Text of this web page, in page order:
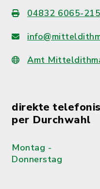
04832 6065-215
Amt
direkte
per Durchwahl
Montag -
Donnerstag